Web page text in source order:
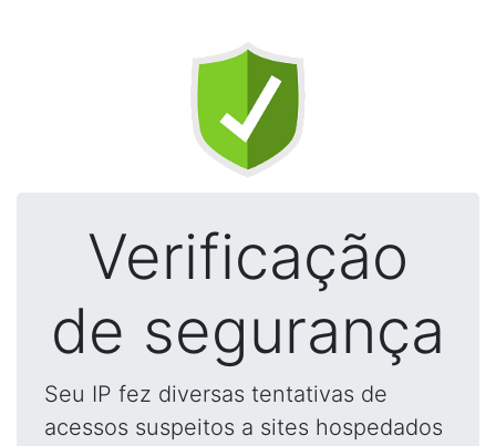
Verificação
de segurança
Seu IP fez diversas tentativas de
acessos suspeitos a sites hospedados